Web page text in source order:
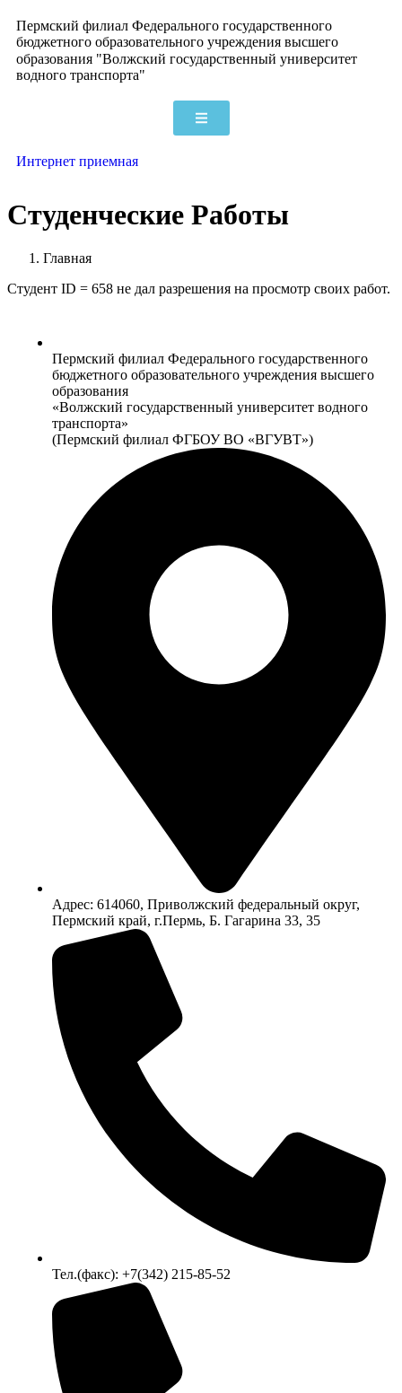
Пермский филиал Федерального государственного
бюджетного образовательного учреждения высшего
образования "Волжский государственный университет
водного транспорта"
Интернет приемная
Студенческие Работы
Главная
Студент ID = 658 не дал разрешения на просмотр своих работ.
Пермский филиал Федерального государственного
бюджетного образовательного учреждения высшего
образования
«Волжский государственный университет водного
транспорта»
(Пермский филиал ФГБОУ ВО «ВГУВТ»)
Адрес: 614060, Приволжский федеральный округ,
Пермский край, г.Пермь, Б. Гагарина 33, 35
Тел.(факс): +7(342) 215-85-52